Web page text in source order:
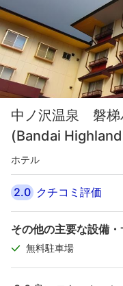
中ノ沢温泉 磐梯
(Bandai
ホテル
2.0 クチコミ評価
その他の主要な設備
無料駐車場